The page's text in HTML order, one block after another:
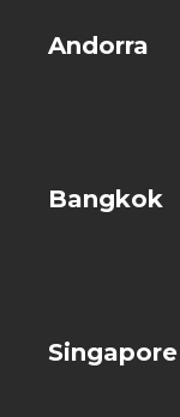
Andorra
Bangkok
Singapore